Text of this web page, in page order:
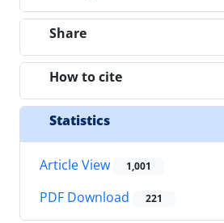
Share
How to cite
Statistics
Article View 1,001
PDF Download 221